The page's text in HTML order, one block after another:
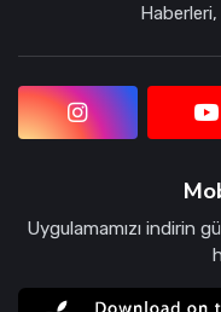
Uygulamamızı indirin